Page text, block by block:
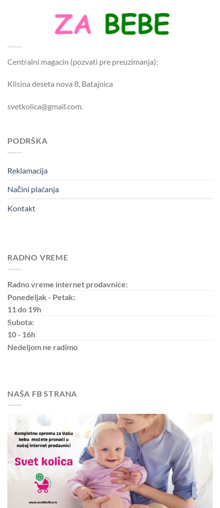
Centralni magacin (pozvati pre preuzimanja):
Klisina deseta nova 8, Batajnica
svetkolica@gmail.com.
PODRŠKA
Reklamacija
Načini plaćanja
Kontakt
RADNO VREME
Radno vreme internet prodavnice:
Ponedeljak - Petak:
11 do 19h
Subota:
10 - 16h
Nedeljom ne radimo
NAŠA FB STRANA